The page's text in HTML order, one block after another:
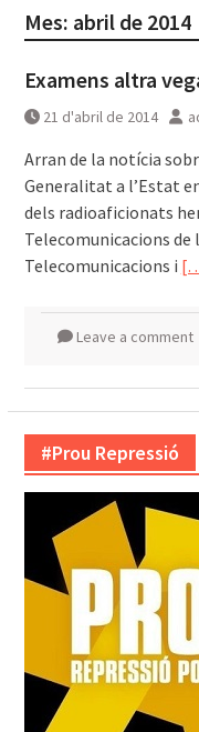
Mes: abril de 2014
Examens altra
21 d'abril de 2014
Arran de la notícia
Generalitat a l’Estat
dels radioaficionats
Telecomunicacions de
Telecomunicacions i
Leave a comment
#Prou Repressió